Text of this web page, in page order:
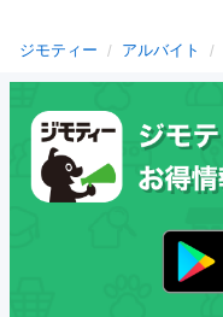
ジモティー アルバイト